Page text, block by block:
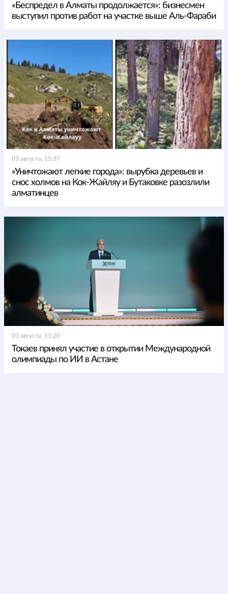
«Беспредел в Алматы продолжается»: бизнесмен
выступил против работ на участке выше Аль-Фараби
03 августа, 15:37
«Уничтожают легкие города»: вырубка деревьев и
снос холмов на Кок-Жайляу и Бутаковке разозлили
алматинцев
03 августа, 15:20
Токаев принял участие в открытии Международной
олимпиады по ИИ в Астане